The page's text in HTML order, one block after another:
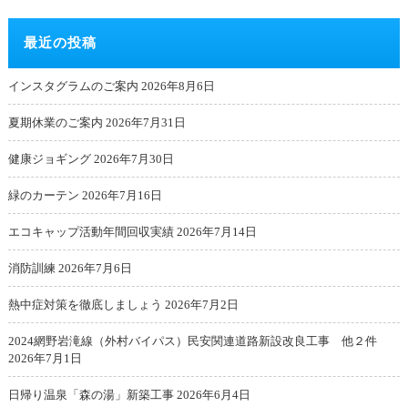
最近の投稿
インスタグラムのご案内 2026年8月6日
夏期休業のご案内 2026年7月31日
健康ジョギング 2026年7月30日
緑のカーテン 2026年7月16日
エコキャップ活動年間回収実績 2026年7月14日
消防訓練 2026年7月6日
熱中症対策を徹底しましょう 2026年7月2日
2024網野岩滝線（外村バイパス）民安関連道路新設改良工事 他２件
2026年7月1日
日帰り温泉「森の湯」新築工事 2026年6月4日